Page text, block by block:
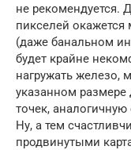
не рекомендуется.
пикселей окажется
(даже банальном
будет крайне
нагружать железо,
указанном размере
точек,
Ну, а тем
продвинутыми